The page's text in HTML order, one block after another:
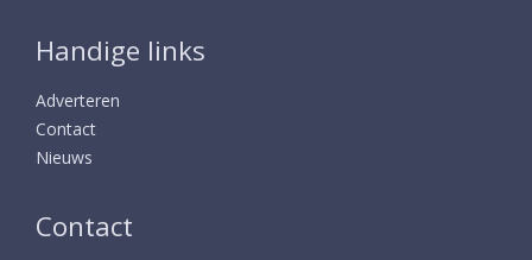
Handige links
Adverteren
Contact
Nieuws
Contact